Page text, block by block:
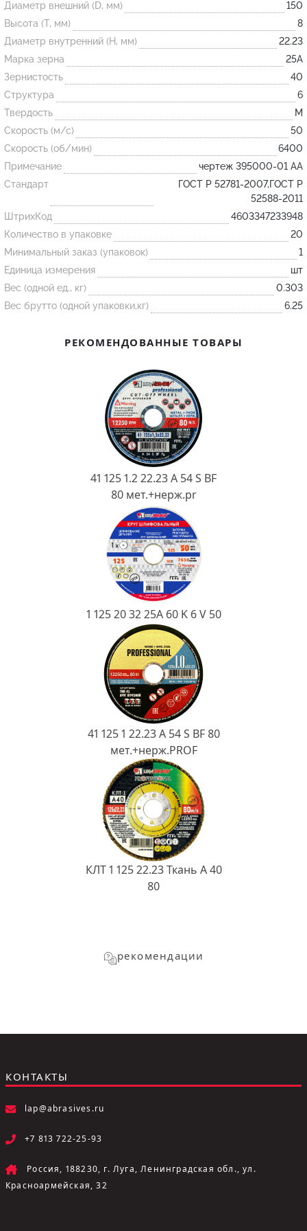
Огнеупорные
изделия
Скачать каталог
Тигель
Муфель
Черпак
Шербер
Трубка
Стержень
Пробка
Подставка
Лодочка
Контакт
Желоб
Диаметр внешний (D, мм)
150
Высота (T, мм)
8
Диаметр внутренний (H, мм)
22.23
Марка зерна
25А
Зернистость
40
Структура
6
Твердость
M
Скорость (м/с)
50
Скорость (об/мин)
6400
Примечание
чертеж 395000-01 АА
Стандарт
ГОСТ Р 52781-2007,ГОСТ Р
52588-2011
ШтрихКод
4603347233948
Количество в упаковке
20
Минимальный заказ (упаковок)
1
Единица измерения
шт
Вес (одной ед., кг)
0.303
Вес брутто (одной упаковки,кг)
6.25
РЕКОМЕНДОВАННЫЕ ТОВАРЫ
41 125 1.2 22.23 A 54 S BF
80 мет.+нерж.pr
1 125 20 32 25А 60 K 6 V 50
41 125 1 22.23 A 54 S BF 80
мет.+нерж.PROF
КЛТ 1 125 22.23 Ткань A 40
80
рекомендации
КОНТАКТЫ
lap@abrasives.ru
+7 813 722-25-93
Россия, 188230, г. Луга, Ленинградская обл., ул.
Красноармейская, 32